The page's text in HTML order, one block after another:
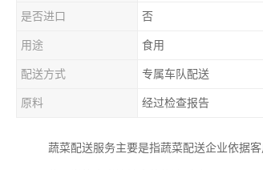
是否进口 否
用途 食用
配送方式 专属车队配送
原料 经过检查报告
蔬菜配送服务主要是指蔬菜配送企业依据